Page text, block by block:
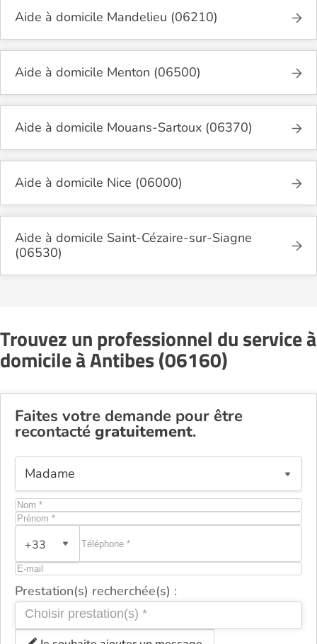
Aide à domicile Mandelieu (06210)
Aide à domicile Menton (06500)
Aide à domicile Mouans-Sartoux (06370)
Aide à domicile Nice (06000)
Aide à domicile Saint-Cézaire-sur-Siagne
(06530)
Trouvez un professionnel du service à
domicile à Antibes (06160)
Faites votre demande pour être
recontacté gratuitement.
+33
Prestation(s) recherchée(s) :